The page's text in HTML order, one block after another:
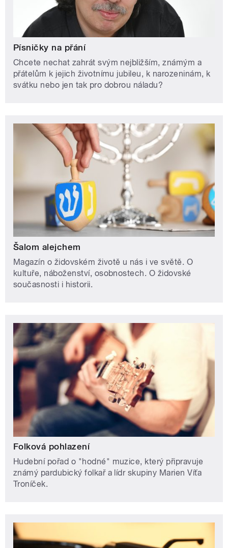
Písničky na přání
Chcete nechat zahrát svým nejbližším, známým a
přátelům k jejich životnímu jubileu, k narozeninám, k
svátku nebo jen tak pro dobrou náladu?
Šalom alejchem
Magazín o židovském životě u nás i ve světě. O
kultuře, náboženství, osobnostech. O židovské
současnosti i historii.
Folková pohlazení
Hudební pořad o "hodné" muzice, který připravuje
známý pardubický folkař a lídr skupiny Marien Víťa
Troníček.